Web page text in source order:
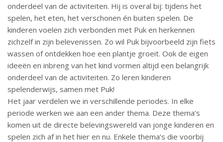
onderdeel van de activiteiten. Hij is overal bij: tijdens het
spelen, het eten, het verschonen én buiten spelen. De
kinderen voelen zich verbonden met Puk en herkennen
zichzelf in zijn belevenissen. Zo wil Puk bijvoorbeeld zijn fiets
wassen of ontdekken hoe een plantje groeit. Ook de eigen
ideeën en inbreng van het kind vormen altijd een belangrijk
onderdeel van de activiteiten. Zo leren kinderen
spelenderwijs, samen met Puk!
Het jaar verdelen we in verschillende periodes. In elke
periode werken we aan een ander thema. Deze thema’s
komen uit de directe belevingswereld van jonge kinderen en
spelen zich af in het hier en nu. Enkele thema’s die voorbij